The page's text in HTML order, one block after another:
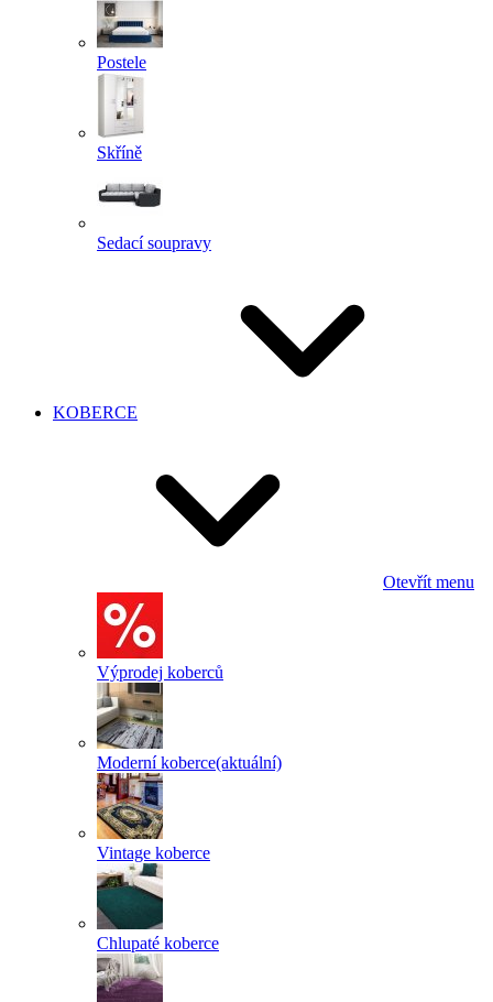
Postele
Skříně
Sedací soupravy
KOBERCE
Otevřít menu
Výprodej koberců
Moderní koberce(aktuální)
Vintage koberce
Chlupaté koberce